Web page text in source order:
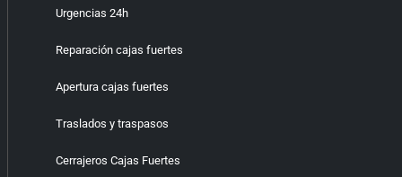
Urgencias 24h
Reparación cajas fuertes
Apertura cajas fuertes
Traslados y traspasos
Cerrajeros Cajas Fuertes